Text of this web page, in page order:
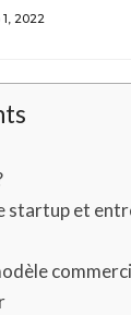
1, 2022
startup et